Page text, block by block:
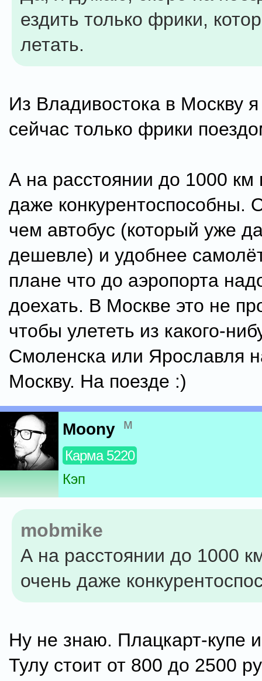
ездить только фрики,
летать.
Из Владивостока в Москву
сейчас только фрики
А на расстоянии до 1000 км
даже конкурентоспособны.
чем автобус (который уже
дешевле) и удобнее
плане что до аэропорта
доехать. В Москве это не
чтобы улететь из какого-
Смоленска или Ярославля
Москву. На поезде :)
Moony м
Карма 5220
Кэп
mobmike
А на расстоянии до 1000
очень даже
Ну не знаю. Плацкарт-купе
Тулу стоит от 800 до 2500